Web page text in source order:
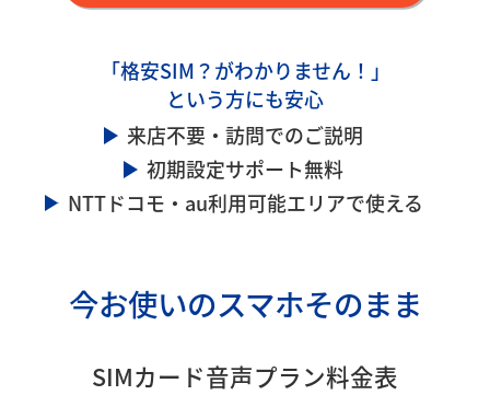
「格安SIM？がわかりません！」
という方にも安心
来店不要・訪問でのご説明
初期設定サポート無料
NTTドコモ・au利用可能エリアで使える
今お使いのスマホそのまま
SIMカード音声プラン料金表